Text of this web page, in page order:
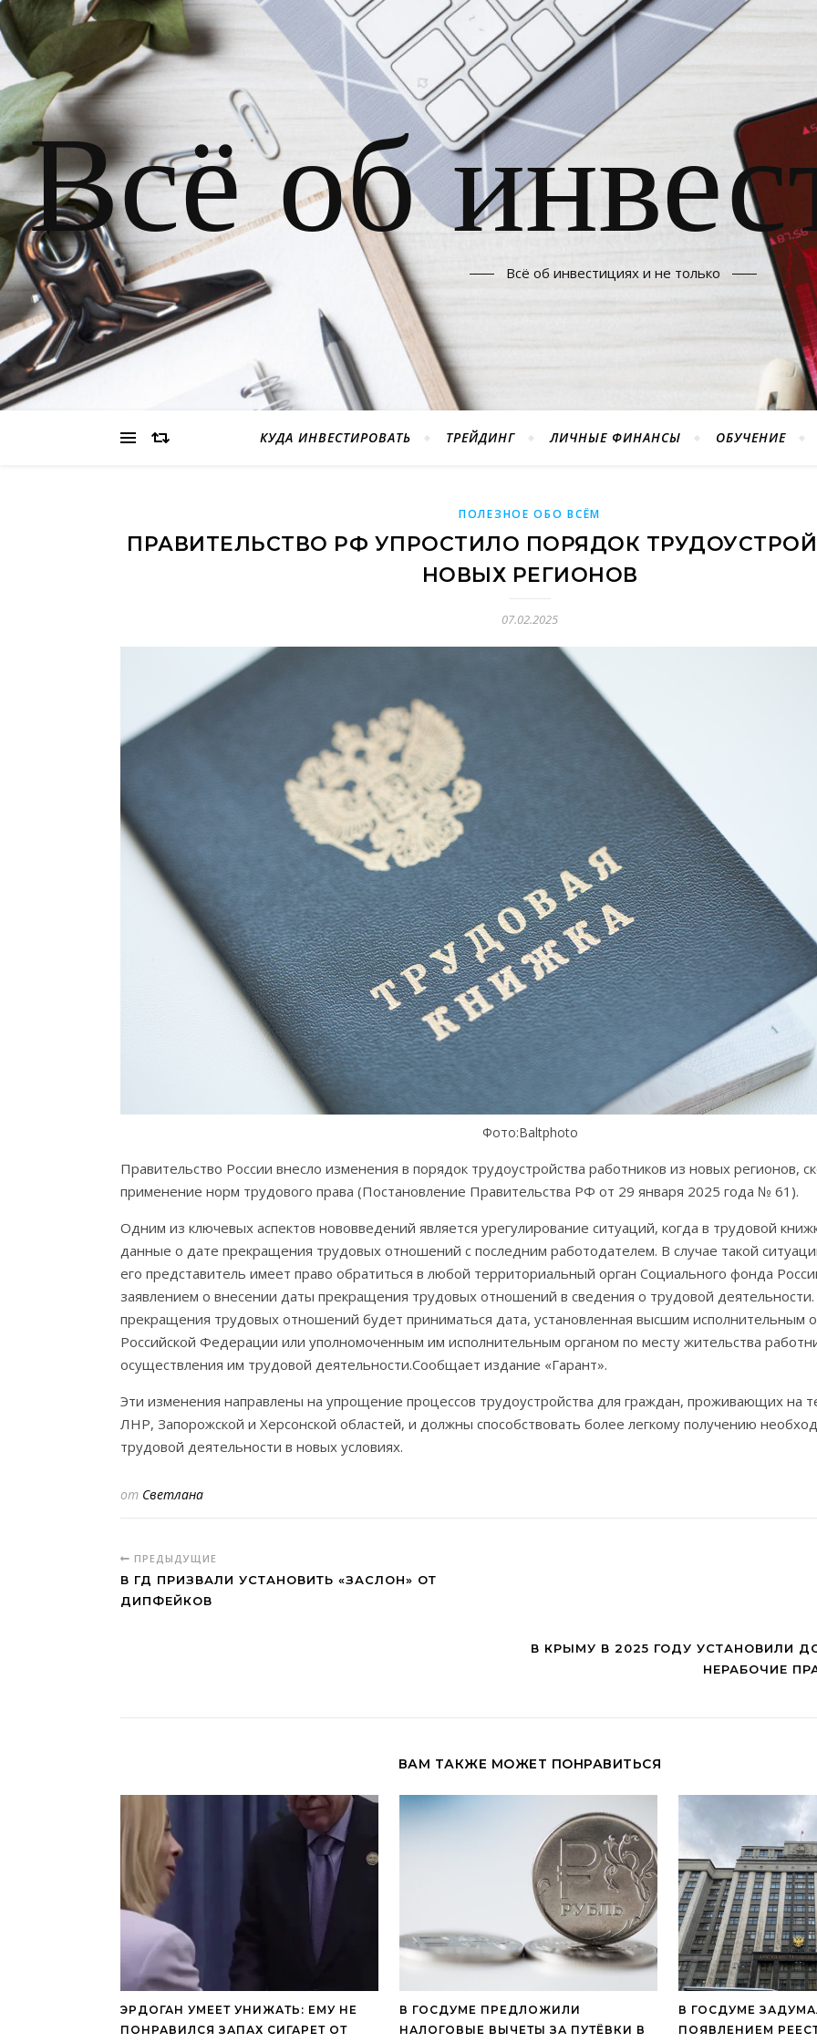
Всё об Всё об инвестициях и не только
КУДА ИНВЕСТИРОВАТЬ ТРЕЙДИНГ ЛИЧНЫЕ ФИНАНСЫ ОБУЧЕНИЕ
ПОЛЕЗНОЕ ОБО ВСЁМ
ПРАВИТЕЛЬСТВО РФ УПРОСТИЛО ПОРЯДОК
НОВЫХ РЕГИОНОВ
07.02.2025
Фото:Вaltphoto
Правительство России внесло изменения в порядок трудоустройства работников из новых регионов,
применение норм трудового права (Постановление Правительства РФ от 29 января 2025 года № 61).
Одним из ключевых аспектов нововведений является урегулирование ситуаций, когда в трудовой
данные о дате прекращения трудовых отношений с последним работодателем. В случае такой
его представитель имеет право обратиться в любой территориальный орган Социального фонда
заявлением о внесении даты прекращения трудовых отношений в сведения о трудовой деятельности.
прекращения трудовых отношений будет приниматься дата, установленная высшим исполнительным
Российской Федерации или уполномоченным им исполнительным органом по месту жительства
осуществления им трудовой деятельности.Сообщает издание «Гарант».
Эти изменения направлены на упрощение процессов трудоустройства для граждан, проживающих на
ЛНР, Запорожской и Херсонской областей, и должны способствовать более легкому получению
трудовой деятельности в новых условиях.
от Светлана
ПРЕДЫДУЩИЕ
В ГД ПРИЗВАЛИ УСТАНОВИТЬ «ЗАСЛОН» ОТ
ДИПФЕЙКОВ
В КРЫМУ В 2025 ГОДУ УСТАНОВИЛИ
НЕРАБОЧИЕ
ВАМ ТАКЖЕ МОЖЕТ ПОНРАВИТЬСЯ
ЭРДОГАН УМЕЕТ УНИЖАТЬ: ЕМУ НЕ
ПОНРАВИЛСЯ ЗАПАХ СИГАРЕТ ОТ
В ГОСДУМЕ ПРЕДЛОЖИЛИ
НАЛОГОВЫЕ ВЫЧЕТЫ ЗА ПУТЁВКИ В
В ГОСДУМЕ
ПОЯВЛЕНИЕМ